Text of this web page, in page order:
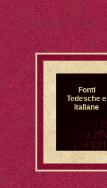
Fonti
Tedesche e
italiane